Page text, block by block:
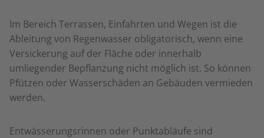
Im Bereich Terrassen, Einfahrten und Wegen ist die
Ableitung von Regenwasser obligatorisch, wenn eine
Versickerung auf der Fläche oder innerhalb
umliegender Bepflanzung nicht möglich ist. So können
Pfützen oder Wasserschäden an Gebäuden vermieden
werden.
Entwässerungsrinnen oder Punktabläufe sind